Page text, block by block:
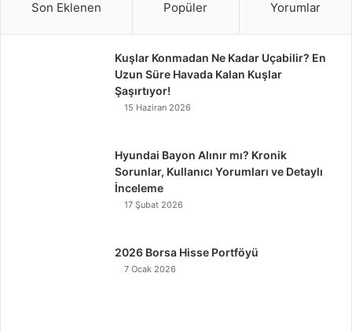
Son Eklenen Popüler Yorumlar
Kuşlar Konmadan Ne Kadar Uçabilir? En
Uzun Süre Havada Kalan Kuşlar
Şaşırtıyor!
15 Haziran 2026
Hyundai Bayon Alınır mı? Kronik
Sorunlar, Kullanıcı Yorumları ve Detaylı
İnceleme
17 Şubat 2026
2026 Borsa Hisse Portföyü
7 Ocak 2026